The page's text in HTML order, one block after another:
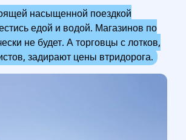
насыщенной поездкой
едой и водой. Магазинов по
не будет. А торговцы с лотков,
задирают цены втридорога.